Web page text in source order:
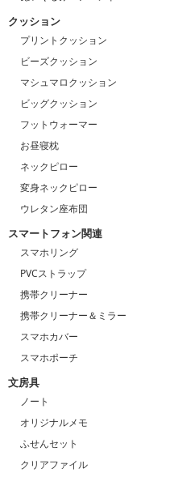
クッション
プリントクッション
ビーズクッション
マシュマロクッション
ビッグクッション
フットウォーマー
お昼寝枕
ネックピロー
変身ネックピロー
ウレタン座布団
スマートフォン関連
スマホリング
PVCストラップ
携帯クリーナー
携帯クリーナー＆ミラー
スマホカバー
スマホポーチ
文房具
ノート
オリジナルメモ
ふせんセット
クリアファイル